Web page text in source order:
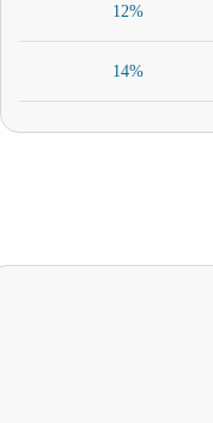
12%
14%